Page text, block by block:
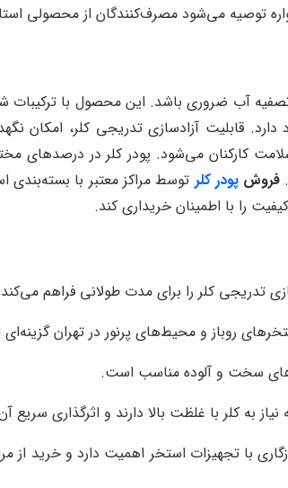
توصیه می‌شود مصرف‌کنندگان از محصولی
آب ضروری باشد. این محصول با ترکیبات
قابلیت آزادسازی تدریجی کلر،
کارکنان می‌شود. پودر کلر در
فروشپودر کلر توسط مراکز معتبر با
را با اطمینان خریداری کند.
کلر را برای مدت طولانی فراهم می‌کند
روباز و محیط‌های پرنور در تهران
کلر با غلظت بالا دارند و اثرگذاری سریع